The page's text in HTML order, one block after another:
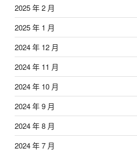
2025 年 2 月
2025 年 1 月
2024 年 12 月
2024 年 11 月
2024 年 10 月
2024 年 9 月
2024 年 8 月
2024 年 7 月